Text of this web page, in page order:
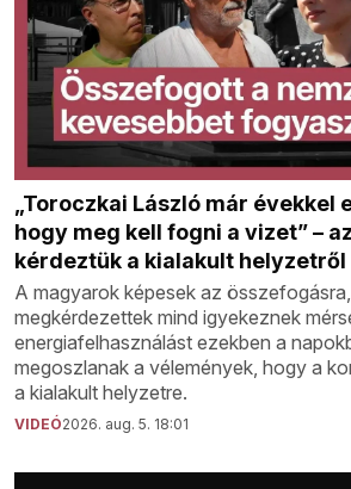
„Toroczkai László már évekkel
hogy meg kell fogni a vizet” –
kérdeztük a kialakult helyzetről
A magyarok képesek az
megkérdezettek mind igyekeznek
energiafelhasználást ezekben a
megoszlanak a vélemények, hogy a
a kialakult helyzetre.
VIDEÓ2026. aug. 5. 18:01